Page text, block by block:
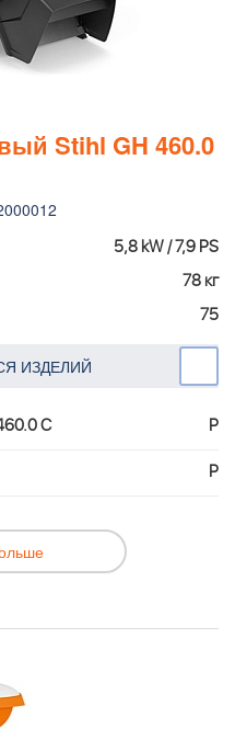
Stihl GH 460.0
5,8 kW / 7,9 PS
78 кг
75
ИЗДЕЛИЙ
С
Р
Р